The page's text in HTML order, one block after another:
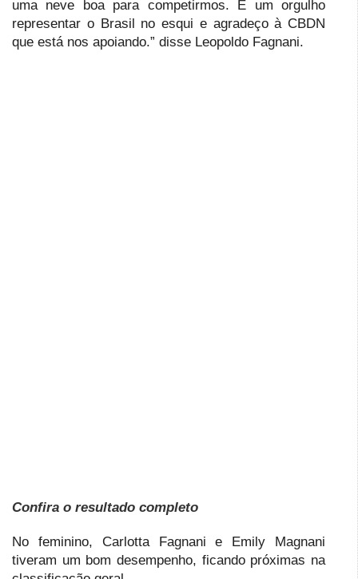
uma neve boa para competirmos. É um orgulho
representar o Brasil no esqui e agradeço à CBDN
que está nos apoiando.” disse Leopoldo Fagnani.
Confira o resultado completo
No feminino, Carlotta Fagnani e Emily Magnani
tiveram um bom desempenho, ficando próximas na